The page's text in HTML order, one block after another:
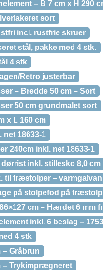
– B 7 cm x H 290
sort
incl. rustfrie skruer
stål, pakke med 4 stk.
4 stk
Retro justerbar
– Bredde 50 cm – Sort
50 cm grundmalet sort
x L 160 cm
net 18633-1
240cm inkl. net 18633-1
inkl. stillesko 8,0 cm
til træstolper –
på stolpefod på
cm – Hærdet 6 mm
inkl. 6 beslag –
4 stk
– Gråbrun
– Trykimprægneret